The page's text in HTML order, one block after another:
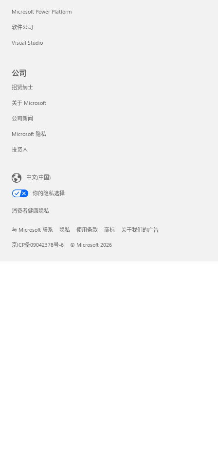
Microsoft Power Platform
软件公司
Visual Studio
公司
招贤纳士
关于 Microsoft
公司新闻
Microsoft 隐私
投资人
中文(中国)
你的隐私选择
消费者健康隐私
与 Microsoft 联系 隐私 使用条款 商标 关于我们的广告
京ICP备09042378号-6 © Microsoft 2026